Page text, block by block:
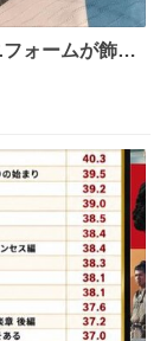
ォームが飾っ